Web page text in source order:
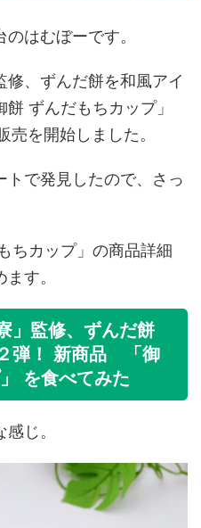
はむぼーです。
、ずんだ餅を和風アイ
ずんだもちカップ」
を開始しました。
トで発見したので、さっ
ちカップ」の商品詳細
す。
」監修、ずんだ餅
弾！ 新商品 「御
を食べてみた
じ。